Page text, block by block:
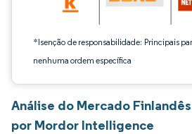
*Isenção de responsabilidade: Principais
nenhuma ordem específica
Análise do Mercado
por Mordor Intelligence